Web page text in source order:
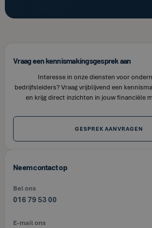
Vraag een kennismakingsgesprek aan
Interesse in onze diensten voor
bedrijfsleiders? Vraag vrijblijvend een
en krijg direct inzichten in jouw financiële
GESPREK AANVRAGEN
Neem contact op
Bel ons
016 79 53 00
E-mail ons